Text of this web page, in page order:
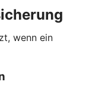
wenn ein